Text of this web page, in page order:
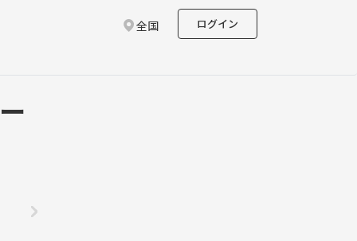
全国 ログイン